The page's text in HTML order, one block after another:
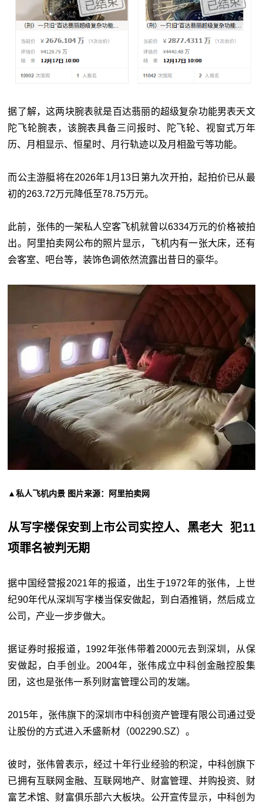
据了解，这两块腕表就是百达翡丽的超级复杂功能男表天文
陀飞轮腕表，该腕表具备三问报时、陀飞轮、视窗式万年
历、月相显示、恒星时、月行轨迹以及月相盈亏等功能。
而公主游艇将在2026年1月13日第九次开拍，起拍价已从最
初的263.72万元降低至78.75万元。
此前，张伟的一架私人空客飞机就曾以6334万元的价格被拍
出。阿里拍卖网公布的照片显示，飞机内有一张大床，还有
会客室、吧台等，装饰色调依然流露出昔日的豪华。
▲私人飞机内景 图片来源：阿里拍卖网
从写字楼保安到上市公司实控人、黑老大犯11
项罪名被判无期
据中国经营报2021年的报道，出生于1972年的张伟，上世
纪90年代从深圳写字楼当保安做起，到白酒推销，然后成立
公司，产业一步步做大。
据证券时报报道，1992年张伟带着2000元去到深圳，从保
安做起，白手创业。2004年，张伟成立中科创金融控股集
团，这也是张伟一系列财富管理公司的发端。
2015年，张伟旗下的深圳市中科创资产管理有限公司通过受
让股份的方式进入禾盛新材（002290.SZ）。
彼时，张伟曾表示，经过十年行业经验的积淀，中科创旗下
已拥有互联网金融、互联网地产、财富管理、并购投资、财
富艺术馆、财富俱乐部六大板块。公开宣传显示，中科创为